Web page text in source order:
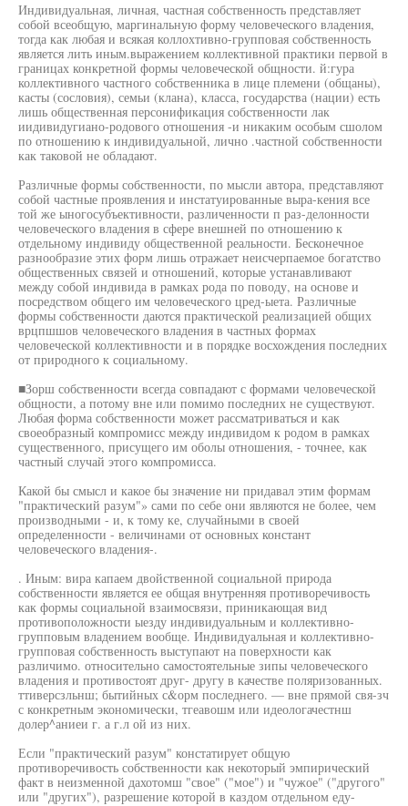
Индивидуальная, личная, частная собственность представляет
собой всеобщую, маргинальную форму человеческого владения,
тогда как любая и всякая коллохтивно-групповая собственность
является лить иным.выражением коллективной практики первой в
границах конкретной формы человеческой общности. й:гура
коллективного частного собственника в лице племени (общаны),
касты (сословия), семьи (клана), класса, государства (нации) есть
лишь общественная персонификация собственности лак
иидивидугиано-родового отношения -и никаким особым сшолом
по отношению к индивидуальной, лично .частной собственности
как таковой не обладают.
Различные формы собственности, по мысли автора, представляют
собой частные проявления и инстатуированные выра-кения все
той же ыногосубъективности, различенности п раз-делонности
человеческого владения в сфере внешней по отношению к
отдельному индивиду общественной реальности. Бесконечное
разнообразие этих форм лишь отражает неисчерпаемое богатство
общественных связей и отношений, которые устанавливают
между собой индивида в рамках рода по поводу, на основе и
посредством общего им человеческого цред-ыета. Различные
формы собственности даются практической реализацией общих
врцпшшов человеческого владения в частных формах
человеческой коллективности и в порядке восхождения последних
от природного к социальному.
■Зорш собственности всегда совпадают с формами человеческой
общности, а потому вне или помимо последних не существуют.
Любая форма собственности может рассматриваться и как
своеобразный компромисс между индивидом к родом в рамках
существенного, присущего им оболы отношения, - точнее, как
частный случай этого компромисса.
Какой бы смысл и какое бы значение ни придавал этим формам
"практический разум"» сами по себе они являются не более, чем
производными - и, к тому ке, случайными в своей
определенности - величинами от основных констант
человеческого владения-.
. Иным: вира капаем двойственной социальной природа
собственности является ее общая внутренняя противоречивость
как формы социальной взаимосвязи, приникающая вид
противоположности ыезду индивидуальным и коллективно-
групповым владением вообще. Индивидуальная и коллективно-
групповая собственность выступают на поверхности как
различимо. относительно самостоятельные зипы человеческого
владения и противостоят друг- другу в качестве поляризованных.
ттиверсзльнш; бытийных с&орм последнего. — вне прямой свя-зч
с конкретным экономически, тгеавошм или идеологачестнш
долер^аниеи г. а г.л ой из них.
Если "практический разум" констатирует общую
противоречивость собственности как некоторый эмпирический
факт в неизменной дахотомш "свое" ("мое") и "чужое" ("другого"
или "других"), разрешение которой в каздом отдельном еду-